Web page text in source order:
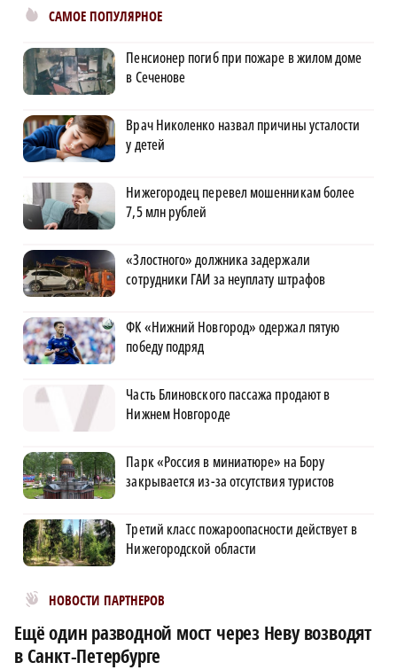
САМОЕ ПОПУЛЯРНОЕ
Пенсионер погиб при пожаре в жилом доме
в Сеченове
Врач Николенко назвал причины усталости
у детей
Нижегородец перевел мошенникам более
7,5 млн рублей
«Злостного» должника задержали
сотрудники ГАИ за неуплату штрафов
ФК «Нижний Новгород» одержал пятую
победу подряд
Часть Блиновского пассажа продают в
Нижнем Новгороде
Парк «Россия в миниатюре» на Бору
закрывается из-за отсутствия туристов
Третий класс пожароопасности действует в
Нижегородской области
НОВОСТИ ПАРТНЕРОВ
Новости МирТесен
Ещё один разводной мост через Неву возводят
в Санкт-Петербурге